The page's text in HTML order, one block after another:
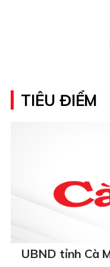
TIÊU ĐIỂM
UBND tỉnh Cà